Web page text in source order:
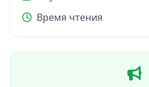
Время чтения